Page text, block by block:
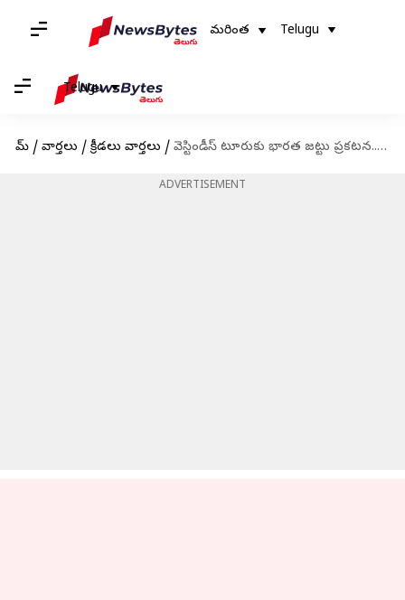
మరింత Telugu
Telugu
హోమ్ / వార్తలు / క్రీడలు వార్తలు / వెస్టిండీస్ టూరుకు భారత జట్టు ప్రకటన.. తొలిసారిగా భారత జట్టులోకి యువ ప్లేయర్లు
ADVERTISEMENT